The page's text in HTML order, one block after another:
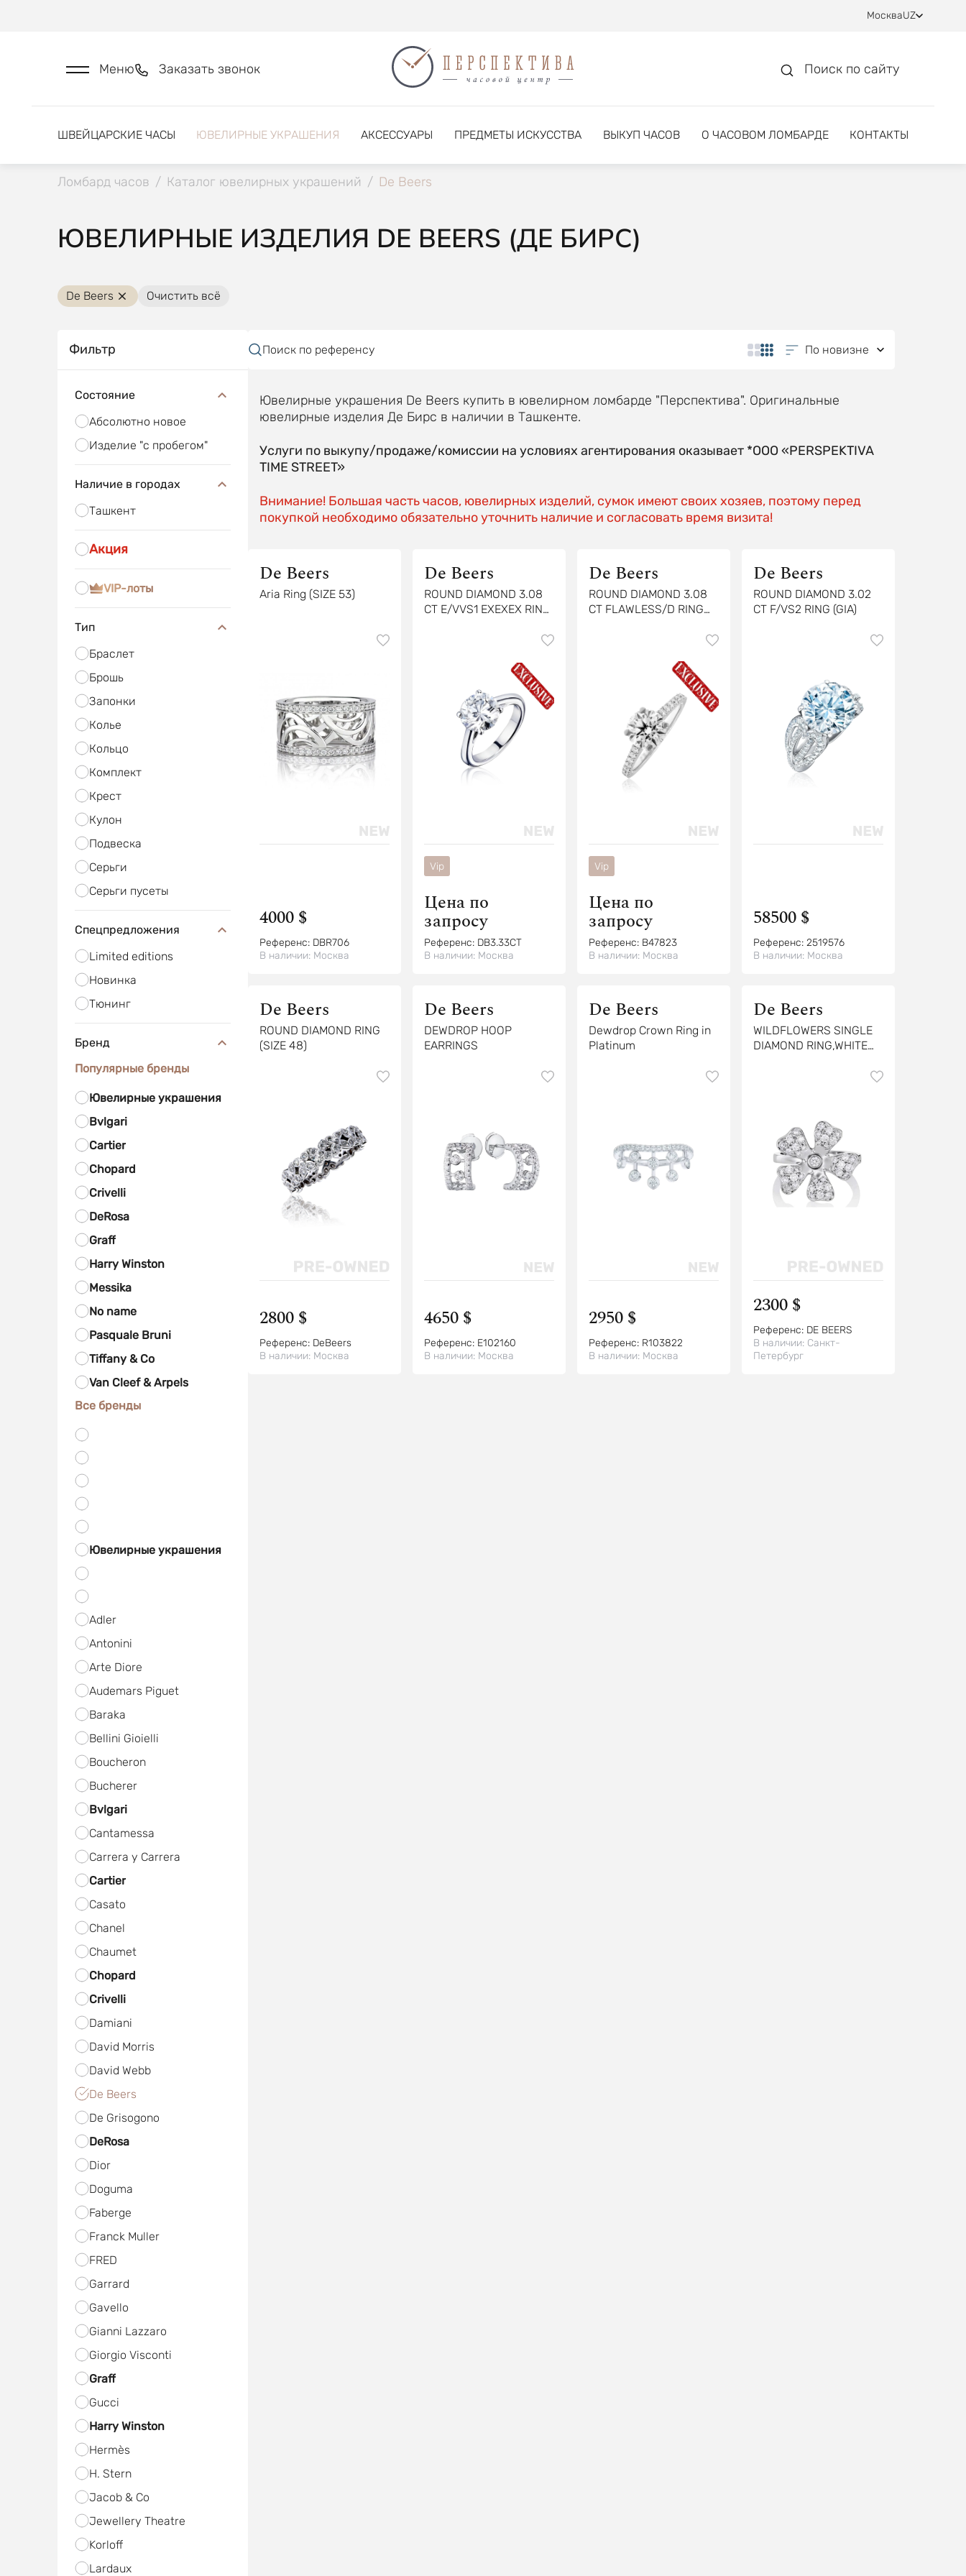
МоскваUZ
Меню Заказать звонок Поиск по сайту
ШВЕЙЦАРСКИЕ ЧАСЫ ЮВЕЛИРНЫЕ УКРАШЕНИЯ АКСЕССУАРЫ ПРЕДМЕТЫ ИСКУССТВА ВЫКУП ЧАСОВ О ЧАСОВОМ ЛОМБАРДЕ КОНТАКТЫ
Ломбард часов / Каталог ювелирных украшений / De Beers
ЮВЕЛИРНЫЕ ИЗДЕЛИЯ DE BEERS (ДЕ БИРС)
De Beers Очистить всё
Фильтр
Состояние
Абсолютно новое
Изделие "с пробегом"
Наличие в городах
Ташкент
Акция
VIP-лоты
Тип
Браслет
Брошь
Запонки
Колье
Кольцо
Комплект
Крест
Кулон
Подвеска
Серьги
Серьги пусеты
Спецпредложения
Limited editions
Новинка
Тюнинг
Бренд
Популярные бренды
Ювелирные украшения
Bvlgari
Cartier
Chopard
Crivelli
DeRosa
Graff
Harry Winston
Messika
No name
Pasquale Bruni
Tiffany & Co
Van Cleef & Arpels
Все бренды
Ювелирные украшения
Adler
Antonini
Arte Diore
Audemars Piguet
Baraka
Bellini Gioielli
Boucheron
Bucherer
Bvlgari
Cantamessa
Carrera y Carrera
Cartier
Casato
Chanel
Chaumet
Chopard
Crivelli
Damiani
David Morris
David Webb
De Beers
De Grisogono
DeRosa
Dior
Doguma
Faberge
Franck Muller
FRED
Garrard
Gavello
Gianni Lazzaro
Giorgio Visconti
Graff
Gucci
Harry Winston
Hermès
H. Stern
Jacob & Co
Jewellery Theatre
Korloff
Lardaux
Поиск по референсу По новизне
Ювелирные украшения De Beers купить в ювелирном ломбарде "Перспектива". Оригинальные
ювелирные изделия Де Бирс в наличии в Ташкенте.
Услуги по выкупу/продаже/комиссии на условиях агентирования оказывает *OOO «PERSPEKTIVA
TIME STREET»
Внимание! Большая часть часов, ювелирных изделий, сумок имеют своих хозяев, поэтому перед
покупкой необходимо обязательно уточнить наличие и согласовать время визита!
De Beers
Aria Ring (SIZE 53)
4000 $
Референс: DBR706
В наличии: Москва
De Beers
ROUND DIAMOND 3.08
CT E/VVS1 EXEXEX RING
Vip
Цена по
запросу
Референс: DB3.33CT
В наличии: Москва
De Beers
ROUND DIAMOND 3.08
CT FLAWLESS/D RING
Vip
Цена по
запросу
Референс: B47823
В наличии: Москва
De Beers
ROUND DIAMOND 3.02
CT F/VS2 RING (GIA)
58500 $
Референс: 2519576
В наличии: Москва
De Beers
ROUND DIAMOND RING
(SIZE 48)
2800 $
Референс: DeBeers
В наличии: Москва
De Beers
DEWDROP HOOP
EARRINGS
4650 $
Референс: E102160
В наличии: Москва
De Beers
Dewdrop Crown Ring in
Platinum
2950 $
Референс: R103822
В наличии: Москва
De Beers
WILDFLOWERS SINGLE
DIAMOND RING,WHITE
2300 $
Референс: DE BEERS
В наличии: Санкт-
Петербург